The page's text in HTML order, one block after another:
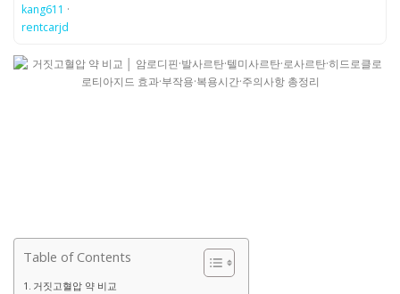
kang611 ·
rentcarjd
Table of Contents
거짓고혈압 약 비교